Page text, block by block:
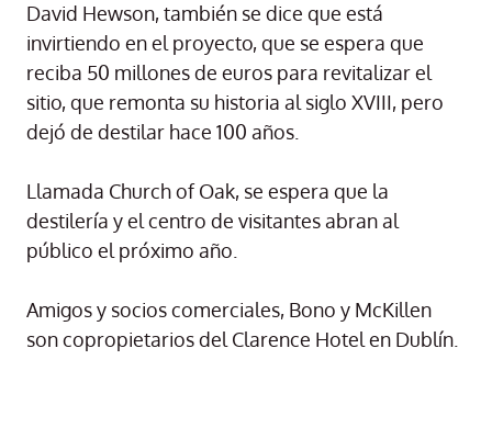
David Hewson, también se dice que está
invirtiendo en el proyecto, que se espera que
reciba 50 millones de euros para revitalizar el
sitio, que remonta su historia al siglo XVIII, pero
dejó de destilar hace 100 años.
Llamada Church of Oak, se espera que la
destilería y el centro de visitantes abran al
público el próximo año.
Amigos y socios comerciales, Bono y McKillen
son copropietarios del Clarence Hotel en Dublín.